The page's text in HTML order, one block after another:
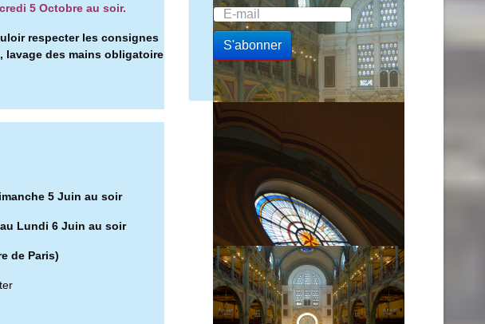
5 Octobre au soir.
respecter les consignes
lavage des mains obligatoire
5 Juin au soir
Lundi 6 Juin au soir
de Paris)